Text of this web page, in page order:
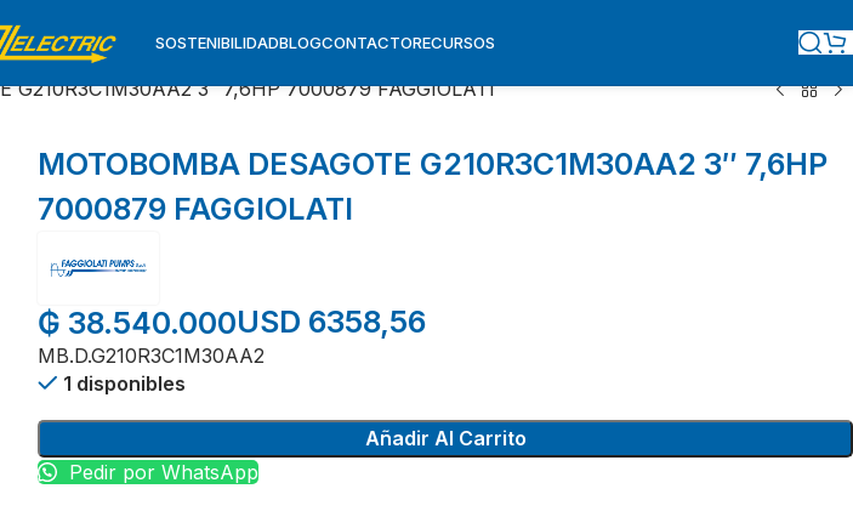
SOSTENIBILIDADBLOGCONTACTORECURSOS
G210R3C1M30AA2 3″ 7,6HP 7000879 FAGGIOLATI
MOTOBOMBA DESAGOTE G210R3C1M30AA2 3″ 7,6HP
7000879 FAGGIOLATI
₲ 38.540.000USD 6358,56
MB.D.G210R3C1M30AA2
1 disponibles
Añadir Al Carrito
Pedir por WhatsApp